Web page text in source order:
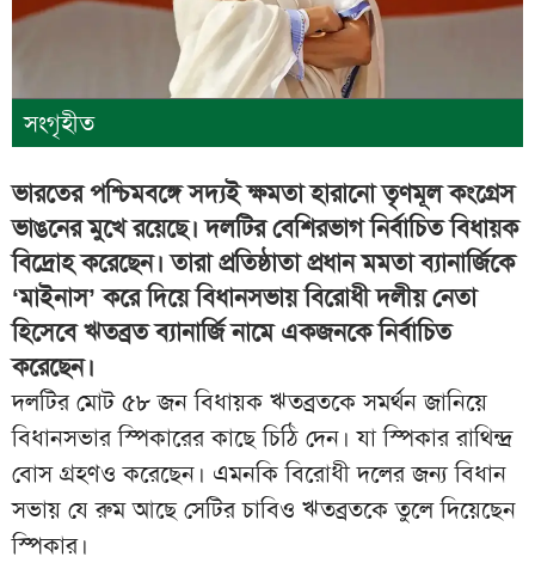
সংগৃহীত
ভারতের পশ্চিমবঙ্গে সদ্যই ক্ষমতা হারানো তৃণমূল কংগ্রেস
ভাঙনের মুখে রয়েছে। দলটির বেশিরভাগ নির্বাচিত বিধায়ক
বিদ্রোহ করেছেন। তারা প্রতিষ্ঠাতা প্রধান মমতা ব্যানার্জিকে
‘মাইনাস’ করে দিয়ে বিধানসভায় বিরোধী দলীয় নেতা
হিসেবে ঋতব্রত ব্যানার্জি নামে একজনকে নির্বাচিত
করেছেন।
দলটির মোট ৫৮ জন বিধায়ক ঋতব্রতকে সমর্থন জানিয়ে
বিধানসভার স্পিকারের কাছে চিঠি দেন। যা স্পিকার রাথিন্দ্র
বোস গ্রহণও করেছেন। এমনকি বিরোধী দলের জন্য বিধান
সভায় যে রুম আছে সেটির চাবিও ঋতব্রতকে তুলে দিয়েছেন
স্পিকার।